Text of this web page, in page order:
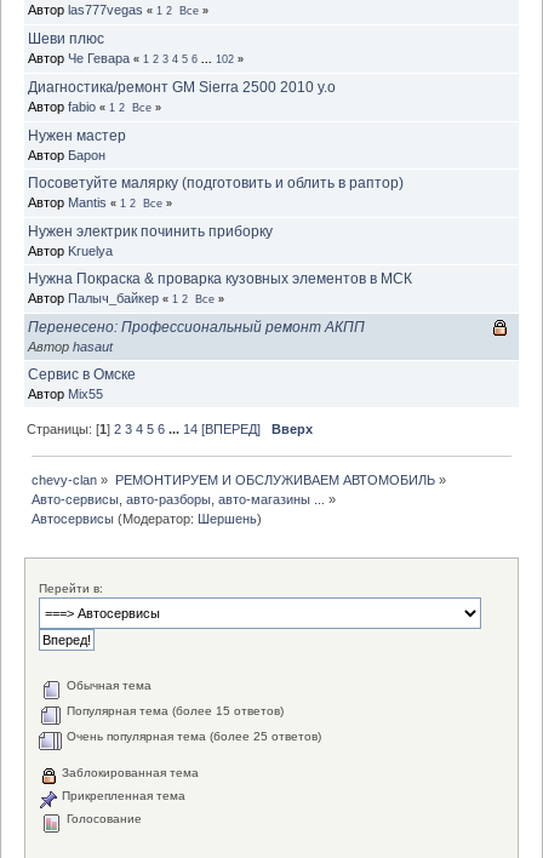
Автор las777vegas « 1 2 Все »
Шеви плюс
Автор Че Гевара « 1 2 3 4 5 6 102 »
Диагностика/ремонт GM Sierra 2500 2010 y.o
Автор fabio « 1 2 Все »
Нужен мастер
Автор Барон
Посоветуйте малярку (подготовить и облить в раптор)
Автор Mantis « 1 2 Все »
Нужен электрик починить приборку
Автор Kruelya
Нужна Покраска & проварка кузовных элементов в МСК
Автор Палыч_байкер « 1 2 Все »
Перенесено: Профессиональный ремонт АКПП
Автор hasaut
Сервис в Омске
Автор Mix55
Страницы: [1]2 3 4 5 6 ... 14 [ВПЕРЕД] Вверх
chevy-clan » РЕМОНТИРУЕМ И ОБСЛУЖИВАЕМ АВТОМОБИЛЬ»
Авто-сервисы, авто-разборы, авто-магазины ...
»
Автосервисы (Модератор: Шершень)
Перейти в:
Обычная тема
Популярная тема (более 15 ответов)
Очень популярная тема (более 25 ответов)
Заблокированная тема
Прикрепленная тема
Голосование